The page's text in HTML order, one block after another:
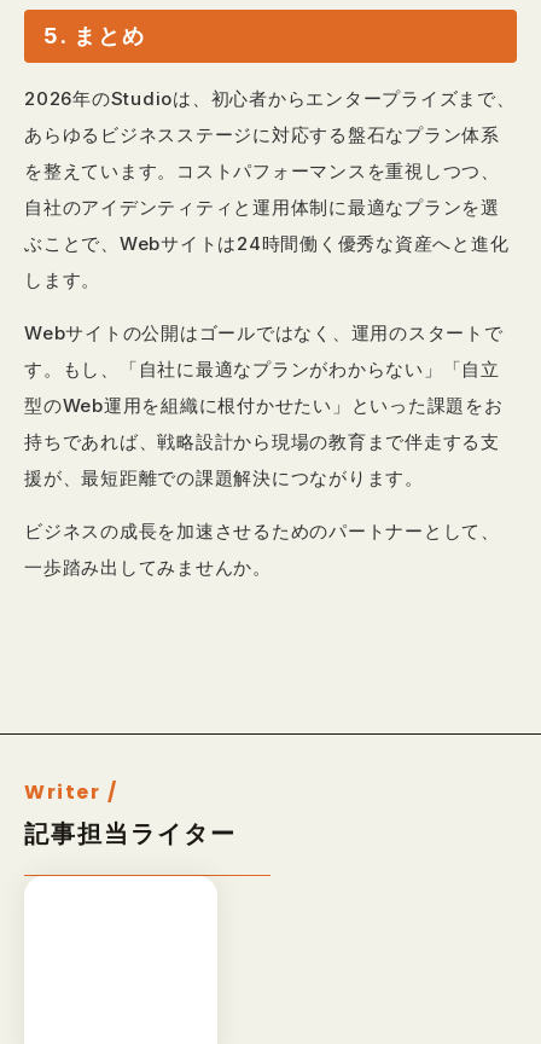
5. まとめ
2026年のStudioは、初心者からエンタープライズまで、
あらゆるビジネスステージに対応する盤石なプラン体系
を整えています。コストパフォーマンスを重視しつつ、
自社のアイデンティティと運用体制に最適なプランを選
ぶことで、Webサイトは24時間働く優秀な資産へと進化
します。
Webサイトの公開はゴールではなく、運用のスタートで
す。もし、「自社に最適なプランがわからない」「自立
型のWeb運用を組織に根付かせたい」といった課題をお
持ちであれば、戦略設計から現場の教育まで伴走する支
援が、最短距離での課題解決につながります。
ビジネスの成長を加速させるためのパートナーとして、
一歩踏み出してみませんか。
Writer /
記事担当ライター